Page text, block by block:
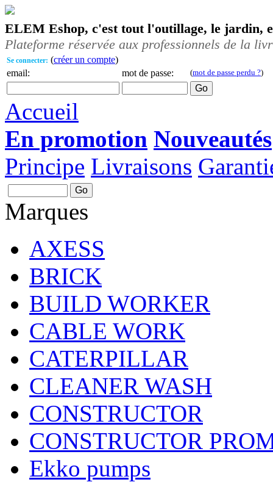
ELEM Eshop, c'est tout l'outillage, le jardin,
Plateforme réservée aux professionnels de la
Se connecter: (créer un compte)
email:
mot de passe: (mot de passe perdu ?)
Accueil
En promotion Nouveautés
Principe Livraisons
Marques
AXESS
BRICK
BUILD WORKER
CABLE WORK
CATERPILLAR
CLEANER WASH
CONSTRUCTOR
CONSTRUCTOR
Ekko pumps